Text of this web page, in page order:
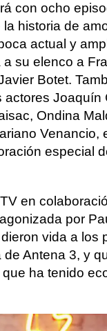
con ocho
historia de
actual y
su elenco a
Botet.
Joaquín
Ondina
Venancio,
especial
en
por
vida a los
de Antena 3, y
ha tenido